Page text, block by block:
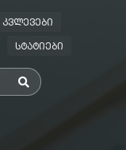
ᲙᲕᲚᲔᲕᲔᲑᲘ
ᲡᲢᲐᲢᲘᲔᲑᲘ